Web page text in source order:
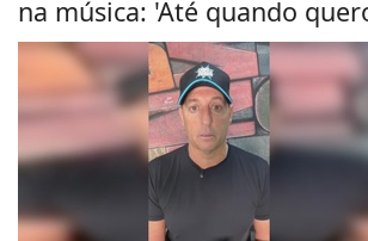
na música: 'Até quando